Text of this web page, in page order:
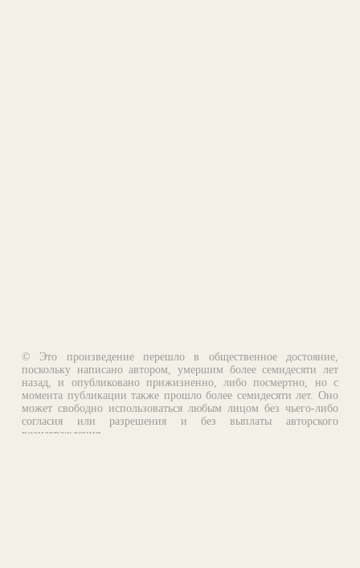
© Это произведение перешло в общественное достояние,
поскольку написано автором, умершим более семидесяти лет
назад, и опубликовано прижизненно, либо посмертно, но с
момента публикации также прошло более семидесяти лет. Оно
может свободно использоваться любым лицом без чьего-либо
согласия или разрешения и без выплаты авторского
вознаграждения.